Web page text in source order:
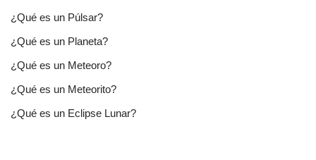
¿Qué es un Púlsar?
¿Qué es un Planeta?
¿Qué es un Meteoro?
¿Qué es un Meteorito?
¿Qué es un Eclipse Lunar?